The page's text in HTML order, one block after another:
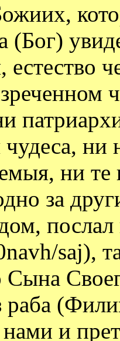
(Бог)
ни
ни
за
послал
saj),
Сына
раба
нами и